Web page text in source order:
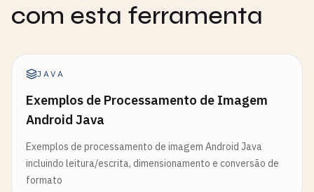
com esta ferramenta
JAVA
Exemplos de Processamento de Imagem
Android Java
Exemplos de processamento de imagem Android Java
incluindo leitura/escrita, dimensionamento e conversão de
formato